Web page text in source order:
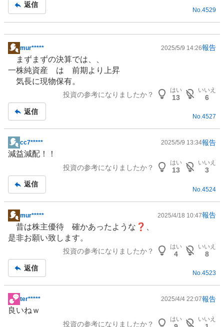
返信
No. 4529
掲
mur***** 2025/5/9 14:26報告
まずまずの決算では、、
一株純資産 は 前期より上昇
気長に現物保有。
投資の参考になりましたか？
はい
13
いいえ
6
返信
No.4527
掲
示
事
cc7***** 2025/5/9 13:34報告
減益減配！！
投資の参考になりましたか？
はい
13
いいえ
3
返信
No. 4524
掲
板
mur***** 2025/4/18 10:47報告
昔は株主優待 確かあったような❓、
是非お願い致します。
投資の参考になりましたか？
はい
4
いいえ
8
返信
No.4523
掲
示
ter***** 2025/4/4 22:07報告
良いねｗ
投資の参考になりましたか？
はい いいえ